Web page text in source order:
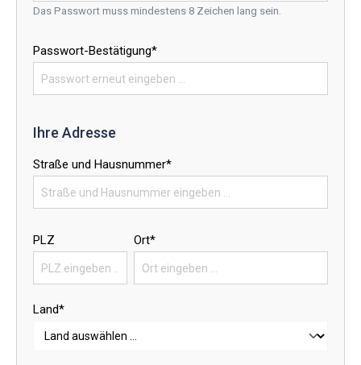
Das Passwort muss mindestens 8 Zeichen lang sein.
Passwort-Bestätigung*
Ihre Adresse
Straße und Hausnummer*
PLZ Ort*
Land*